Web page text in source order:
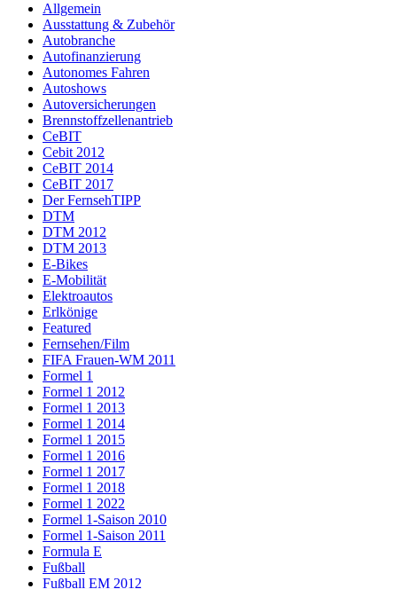
Allgemein
Ausstattung & Zubehör
Autobranche
Autofinanzierung
Autonomes Fahren
Autoshows
Autoversicherungen
Brennstoffzellenantrieb
CeBIT
Cebit 2012
CeBIT 2014
CeBIT 2017
Der FernsehTIPP
DTM
DTM 2012
DTM 2013
E-Bikes
E-Mobilität
Elektroautos
Erlkönige
Featured
Fernsehen/Film
FIFA Frauen-WM 2011
Formel 1
Formel 1 2012
Formel 1 2013
Formel 1 2014
Formel 1 2015
Formel 1 2016
Formel 1 2017
Formel 1 2018
Formel 1 2022
Formel 1-Saison 2010
Formel 1-Saison 2011
Formula E
Fußball
Fußball EM 2012